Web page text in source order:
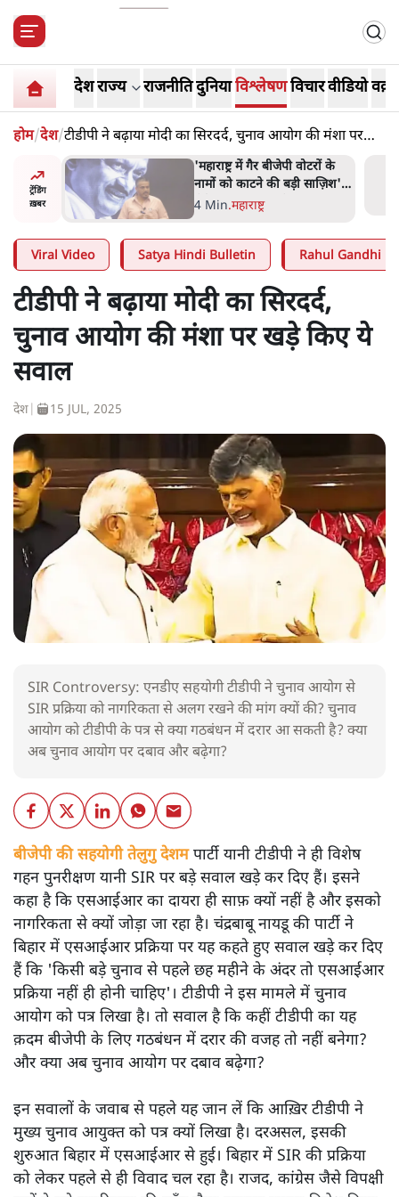
देशराज्य राजनीतिदुनियाविश्लेषणविचारवीडियो
होम/देश/टीडीपी ने बढ़ाया मोदी का सिरदर्द, चुनाव आयोग की मंशा पर
खड़े किए ये सवाल
ट्रेंडिंग
ख़बर
के घी
पर
'महाराष्ट्र में गैर बीजेपी वोटरों के
नामों को काटने की बड़ी साज़िश'-
रोहित पवार का आरोप
4 Min.महाराष्ट्र
Viral Video Satya Hindi Bulletin Rahul Gandhi
टीडीपी ने बढ़ाया मोदी का सिरदर्द,
चुनाव आयोग की मंशा पर खड़े किए ये
सवाल
देश 15 JUL, 2025
SIR Controversy: एनडीए सहयोगी टीडीपी ने चुनाव आयोग से
SIR प्रक्रिया को नागरिकता से अलग रखने की मांग क्यों की? चुनाव
आयोग को टीडीपी के पत्र से क्या गठबंधन में दरार आ सकती है? क्या
अब चुनाव आयोग पर दबाव और बढ़ेगा?
बीजेपी की सहयोगी तेलुगु देशमपार्टी यानी टीडीपी ने ही विशेष
गहन पुनरीक्षण यानी SIR पर बड़े सवाल खड़े कर दिए हैं। इसने
कहा है कि एसआईआर का दायरा ही साफ़ क्यों नहीं है और इसको
नागरिकता से क्यों जोड़ा जा रहा है। चंद्रबाबू नायडू की पार्टी ने
बिहार में एसआईआर प्रक्रिया पर यह कहते हुए सवाल खड़े कर दिए
हैं कि 'किसी बड़े चुनाव से पहले छह महीने के अंदर तो एसआईआर
प्रक्रिया नहीं ही होनी चाहिए'। टीडीपी ने इस मामले में चुनाव
आयोग को पत्र लिखा है। तो सवाल है कि कहीं टीडीपी का यह
क़दम बीजेपी के लिए गठबंधन में दरार की वजह तो नहीं बनेगा?
और क्या अब चुनाव आयोग पर दबाव बढ़ेगा?
इन सवालों के जवाब से पहले यह जान लें कि आख़िर टीडीपी ने
मुख्य चुनाव आयुक्त को पत्र क्यों लिखा है। दरअसल, इसकी
शुरुआत बिहार में एसआईआर से हुई। बिहार में SIR की प्रक्रिया
को लेकर पहले से ही विवाद चल रहा है। राजद, कांग्रेस जैसे विपक्षी